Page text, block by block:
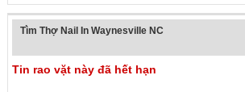
Tìm Thợ Nail In Waynesville NC
Tin rao vặt này đã hết hạn